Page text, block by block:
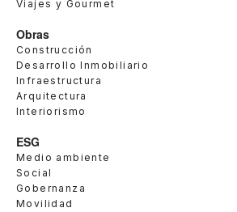
Viajes y Gourmet
Obras
Construcción
Desarrollo Inmobiliario
Infraestructura
Arquitectura
Interiorismo
ESG
Medio ambiente
Social
Gobernanza
Movilidad